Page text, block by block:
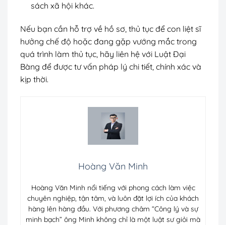
sách xã hội khác.
Nếu bạn cần hỗ trợ về hồ sơ, thủ tục để con liệt sĩ
hưởng chế độ hoặc đang gặp vướng mắc trong
quá trình làm thủ tục, hãy liên hệ với Luật Đại
Bàng để được tư vấn pháp lý chi tiết, chính xác và
kịp thời.
Hoàng Văn Minh
Hoàng Văn Minh nổi tiếng với phong cách làm việc
chuyên nghiệp, tận tâm, và luôn đặt lợi ích của khách
hàng lên hàng đầu. Với phương châm “Công lý và sự
minh bạch” ông Minh không chỉ là một luật sư giỏi mà